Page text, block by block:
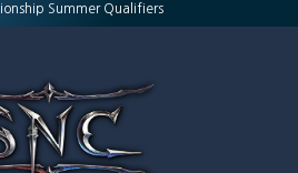
Summer Qualifiers